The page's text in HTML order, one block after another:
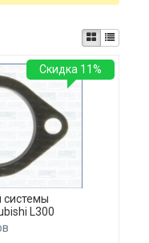
системы
L300
Скидка 11%